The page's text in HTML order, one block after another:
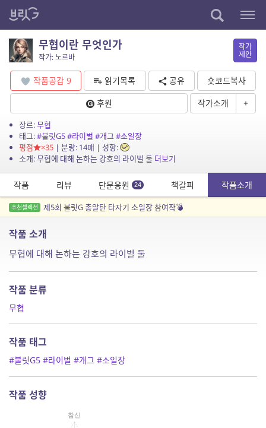
무협이란 무엇인가
작가: 노르바
작가
제안
작품공감 9 읽기목록 공유
숏코드복사
후원
작가소개 +
장르:무협
태그:#불릿G5#라이벌 #개그#소일장
평점
×35| 분량: 14매 | 성향:
소개: 무협에 대해 논하는 강호의 라이벌 둘 더보기
작품 리뷰 단문응원 24 책갈피 작품소개
추천셀렉션 제5회 불릿G 총알탄 타자기 소일장 참여작💣
작품 소개
무협에 대해 논하는 강호의 라이벌 둘
작품 분류
무협
작품 태그
#불릿G5 #라이벌 #개그 #소일장
작품 성향
참신